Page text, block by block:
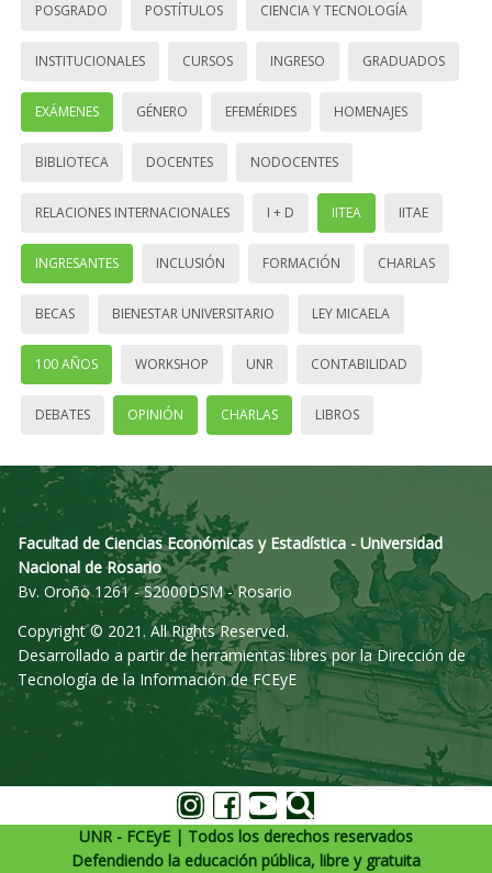
POSGRADO POSTÍTULOS CIENCIA Y TECNOLOGÍA
INSTITUCIONALES CURSOS INGRESO GRADUADOS
EXÁMENES GÉNERO EFEMÉRIDES HOMENAJES
BIBLIOTECA DOCENTES NODOCENTES
RELACIONES INTERNACIONALES I + D IITEA IITAE
INGRESANTES INCLUSIÓN FORMACIÓN CHARLAS
BECAS BIENESTAR UNIVERSITARIO LEY MICAELA
100 AÑOS WORKSHOP UNR CONTABILIDAD
DEBATES OPINIÓN CHARLAS LIBROS
Facultad de Ciencias Económicas y Estadística - Universidad
Nacional de Rosario
Bv. Oroño 1261 - S2000DSM - Rosario
Copyright © 2021. All Rights Reserved.
Desarrollado a partir de herramientas libres por la Dirección de
Tecnología de la Información de FCEyE
UNR - FCEyE | Todos los derechos reservados
Defendiendo la educación pública, libre y gratuita